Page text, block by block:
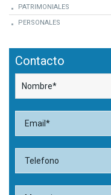
PATRIMONIALES
PERSONALES
Contacto